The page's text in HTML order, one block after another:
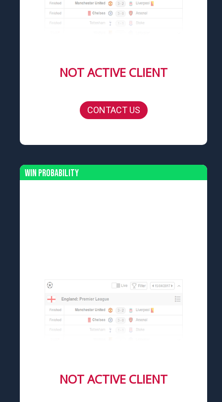
NOT ACTIVE CLIENT
CONTACT US
Win Probability
NOT ACTIVE CLIENT